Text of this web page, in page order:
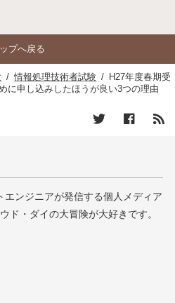
プへ戻る
/ 情報処理技術者試験 /
H27年度春期受
に申し込みしたほうが良い3つの理由
ンジニアが発信する個人メディア
ド・ダイの大冒険が大好きです。